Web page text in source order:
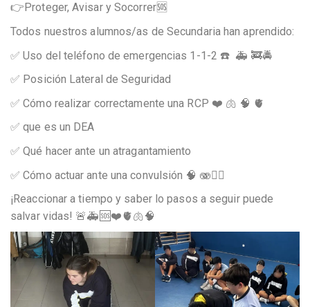
👉Proteger, Avisar y Socorrer🆘
Todos nuestros alumnos/as de Secundaria han aprendido:
✅ Uso del teléfono de emergencias 1-1-2 ☎️ 🚑 🚒🚔
✅ Posición Lateral de Seguridad
✅ Cómo realizar correctamente una RCP ❤️ 🫁 🧠 🫀
✅ que es un DEA
✅ Qué hacer ante un atragantamiento
✅ Cómo actuar ante una convulsión 🧠 🫨😵‍💫
¡Reaccionar a tiempo y saber lo pasos a seguir puede
salvar vidas! 🚨🚑🆘❤️🫀🫁🧠